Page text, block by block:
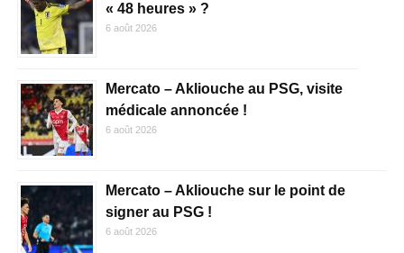
« 48 heures » ?
6 août 2026
Mercato – Akliouche au PSG, visite
médicale annoncée !
6 août 2026
Mercato – Akliouche sur le point de
signer au PSG !
6 août 2026